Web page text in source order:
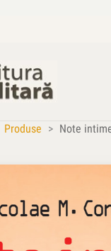
Produse > Note